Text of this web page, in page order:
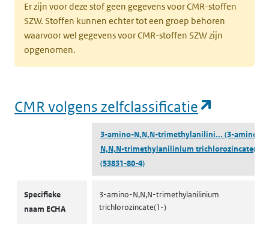
Er zijn voor deze stof geen gegevens voor CMR-stoffen
SZW. Stoffen kunnen echter tot een groep behoren
waarvoor wel gegevens voor CMR-stoffen SZW zijn
opgenomen.
CMR volgens zelfclassificatie
3-amino-N,N,N-trimethylanilini... (3-amino-
N,N,N-trimethylanilinium trichlorozincate(1-))
(53831-80-4)
Specifieke
naam ECHA
3-amino-N,N,N-trimethylanilinium
trichlorozincate(1-)